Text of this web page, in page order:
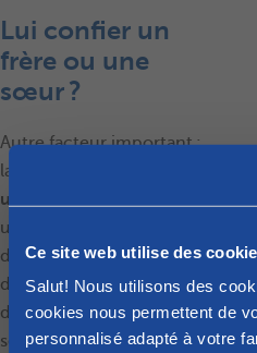
Ce site web utilise des
Salut! Nous utilisons des
cookies nous permettent de
personnalisé adapté à votre
Lui confier un
frère ou une
sœur ?
Autre facteur important :
la présence d’
une sœur
un enfant, il est plus
difficile de porter une
double responsabilité que
de s’assumer tout
seul. Douze ans,